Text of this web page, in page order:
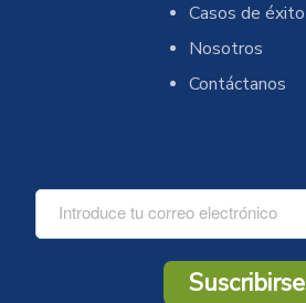
Casos de éxito
Nosotros
Contáctanos
C
r
Suscribirse